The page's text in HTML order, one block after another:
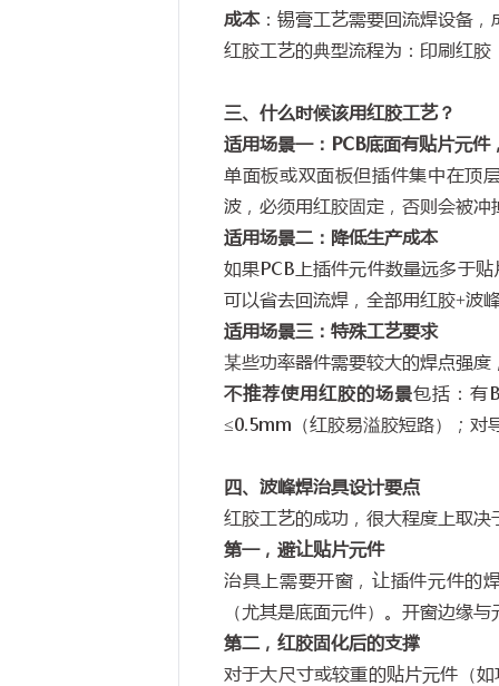
成本：锡膏工艺需要回流焊设备
红胶工艺的典型流程为：印刷红胶
三、什么时候该用红胶工艺？
适用场景一： PCB底面有贴片元件
单面板或双面板但插件集中在顶
波，必须用红胶固定，否则会被冲
适用场景二：降低生产成本
如果PCB 上插件元件数量远多于
可以省去回流焊，全部用红胶+波
适用场景三：特殊工艺要求
某些功率器件需要较大的焊点强度
不推荐使用红胶的场景包括：有
≤0.5mm （红胶易溢胶短路）；
四、波峰焊治具设计要点
红胶工艺的成功，很大程度上取
第一，避让贴片元件
治具上需要开窗，让插件元件的
（尤其是底面元件）。开窗边缘
第二，红胶固化后的支撑
对于大尺寸或较重的贴片元件（